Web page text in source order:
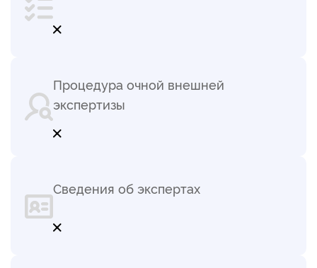
Процедура очной внешней
экспертизы
Сведения об экспертах